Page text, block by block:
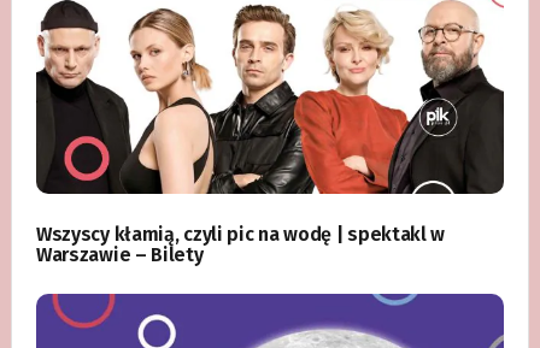
Wszyscy kłamią, czyli pic na wodę | spektakl w
Warszawie – Bilety